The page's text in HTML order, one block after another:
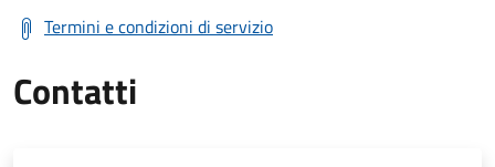
Termini e condizioni di servizio
Contatti